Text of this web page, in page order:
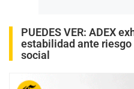
PUEDES VER: ADEX
estabilidad ante
social